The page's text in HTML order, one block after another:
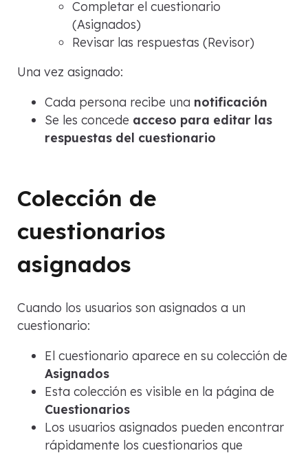
Completar el cuestionario
(Asignados)
Revisar las respuestas (Revisor)
Una vez asignado:
Cada persona recibe una notificación
Se les concede acceso para editar las
respuestas del cuestionario
Colección de
cuestionarios
asignados
Cuando los usuarios son asignados a un
cuestionario:
El cuestionario aparece en su colección de
Asignados
Esta colección es visible en la página de
Cuestionarios
Los usuarios asignados pueden encontrar
rápidamente los cuestionarios que